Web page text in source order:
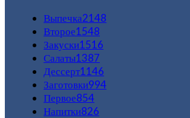
Выпечка2148
Второе1548
Закуски1516
Салаты1387
Дессерт1146
Заготовки994
Первое854
Напитки826